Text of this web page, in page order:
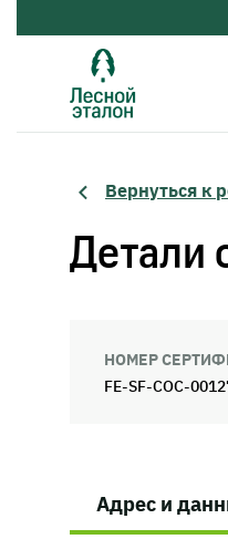
Вернуться к
Детали
НОМЕР
FE-SF-COC-
Адрес и